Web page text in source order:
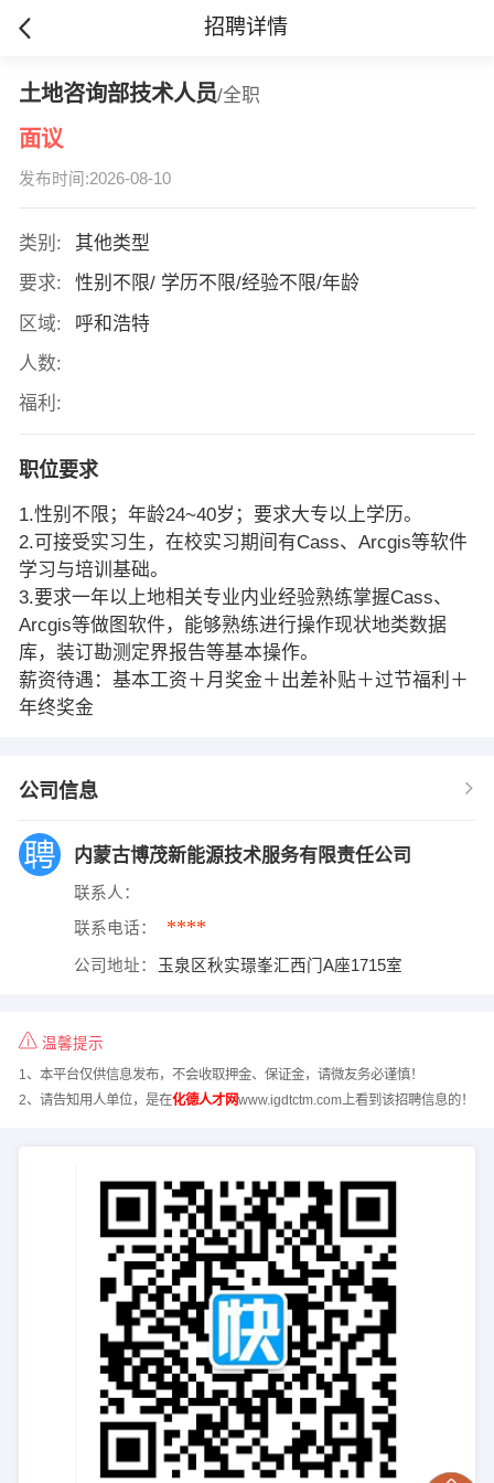
招聘详情
土地咨询部技术人员/全职
面议
发布时间:2026-08-10
类别:
其他类型
要求:
性别不限/ 学历不限/经验不限/年龄
区域:
呼和浩特
人数:
福利:
职位要求
1.性别不限；年龄24~40岁；要求大专以上学历。
2.可接受实习生，在校实习期间有Cass、Arcgis等软件
学习与培训基础。
3.要求一年以上地相关专业内业经验熟练掌握Cass、
Arcgis等做图软件，能够熟练进行操作现状地类数据
库，装订勘测定界报告等基本操作。
薪资待遇：基本工资＋月奖金＋出差补贴＋过节福利＋
年终奖金
公司信息
内蒙古博茂新能源技术服务有限责任公司
联系人：
联系电话： ****
公司地址： 玉泉区秋实璟峯汇西门A座1715室
温馨提示
1、本平台仅供信息发布，不会收取押金、保证金，请微友务必谨慎！
2、请告知用人单位，是在化德人才网www.igdtctm.com上看到该招聘信息的！